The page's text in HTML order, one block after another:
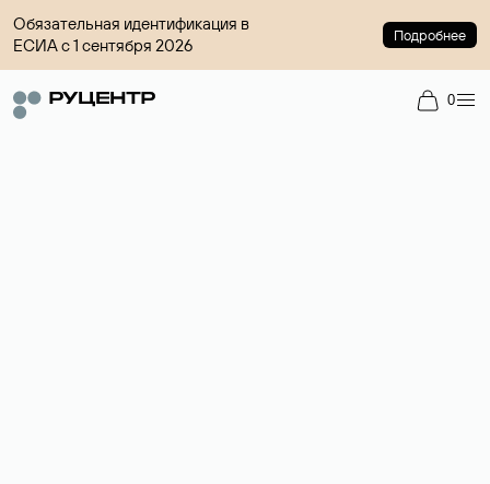
Обязательная идентификация в
ЕСИА с 1 сентября 2026
Подробнее
0